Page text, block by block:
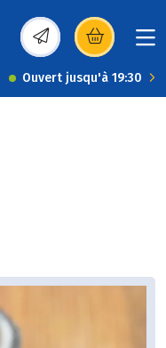
(s’ouvre dans une
Ouvert jusqu'à 19:30